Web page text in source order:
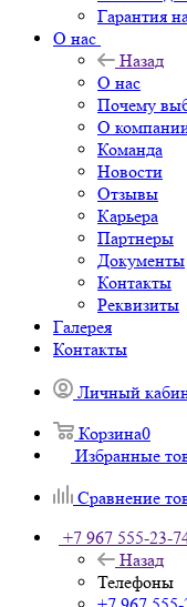
Гарантия
О нас
Назад
О нас
Почему
О
Команда
Новости
Отзывы
Карьера
Партнеры
Документы
Контакты
Реквизиты
Галерея
Контакты
Личный
Корзина0
Избранные
Сравнение
+7 967 555-23-
Назад
Телефоны